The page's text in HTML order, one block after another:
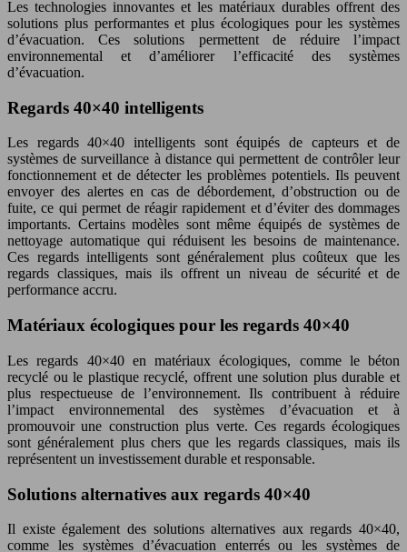
Les technologies innovantes et les matériaux durables offrent des
solutions plus performantes et plus écologiques pour les systèmes
d’évacuation. Ces solutions permettent de réduire l’impact
environnemental et d’améliorer l’efficacité des systèmes
d’évacuation.
Regards 40×40 intelligents
Les regards 40×40 intelligents sont équipés de capteurs et de
systèmes de surveillance à distance qui permettent de contrôler leur
fonctionnement et de détecter les problèmes potentiels. Ils peuvent
envoyer des alertes en cas de débordement, d’obstruction ou de
fuite, ce qui permet de réagir rapidement et d’éviter des dommages
importants. Certains modèles sont même équipés de systèmes de
nettoyage automatique qui réduisent les besoins de maintenance.
Ces regards intelligents sont généralement plus coûteux que les
regards classiques, mais ils offrent un niveau de sécurité et de
performance accru.
Matériaux écologiques pour les regards 40×40
Les regards 40×40 en matériaux écologiques, comme le béton
recyclé ou le plastique recyclé, offrent une solution plus durable et
plus respectueuse de l’environnement. Ils contribuent à réduire
l’impact environnemental des systèmes d’évacuation et à
promouvoir une construction plus verte. Ces regards écologiques
sont généralement plus chers que les regards classiques, mais ils
représentent un investissement durable et responsable.
Solutions alternatives aux regards 40×40
Il existe également des solutions alternatives aux regards 40×40,
comme les systèmes d’évacuation enterrés ou les systèmes de